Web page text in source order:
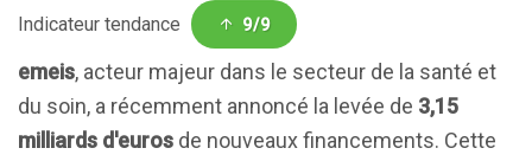
Indicateur tendance 9/9
emeis, acteur majeur dans le secteur de la santé et
du soin, a récemment annoncé la levée de 3,15
milliards d'euros de nouveaux financements. Cette